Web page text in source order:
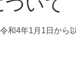
和4年1月1日から